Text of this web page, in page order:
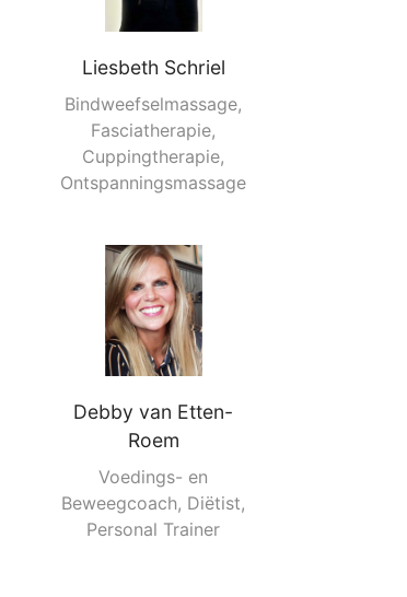
Liesbeth Schriel
Bindweefselmassage,
Fasciatherapie,
Cuppingtherapie,
Ontspanningsmassage
Debby van Etten-
Roem
Voedings- en
Beweegcoach, Diëtist,
Personal Trainer